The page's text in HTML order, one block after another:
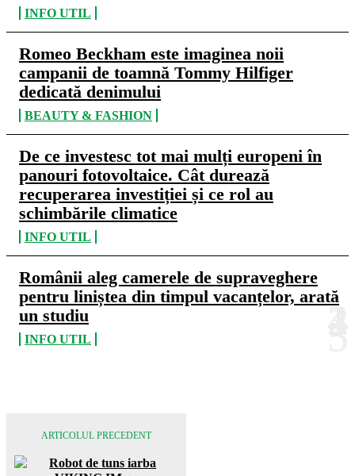
INFO UTIL
Romeo Beckham este imaginea noii
campanii de toamnă Tommy Hilfiger
dedicată denimului
BEAUTY & FASHION
De ce investesc tot mai mulți europeni în
panouri fotovoltaice. Cât durează
recuperarea investiției și ce rol au
schimbările climatice
INFO UTIL
Românii aleg camerele de supraveghere
pentru liniștea din timpul vacanțelor, arată
un studiu
INFO UTIL
ARTICOLUL PRECEDENT